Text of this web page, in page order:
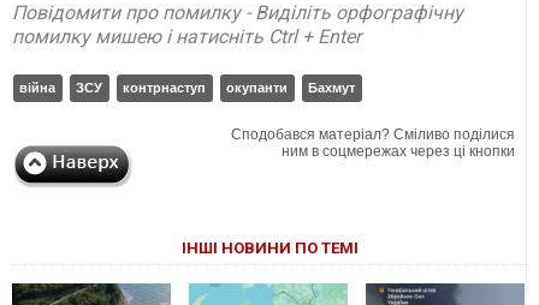
Повідомити про помилку - Виділіть орфографічну
помилку мишею і натисніть Ctrl + Enter
війна ЗСУ контрнаступ окупанти Бахмут
Сподобався матеріал? Сміливо поділися
ним в соцмережах через ці кнопки
ІНШІ НОВИНИ ПО ТЕМІ